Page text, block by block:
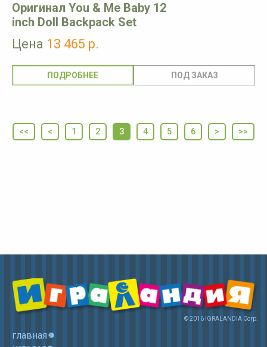
Оригинал You & Me Baby 12
inch Doll Backpack Set
Цена 13 465 р.
ПОДРОБНЕЕ
<< < 1 2 3 4 5 6 > >>
© 2016 IGRALANDIA Corp.
главная